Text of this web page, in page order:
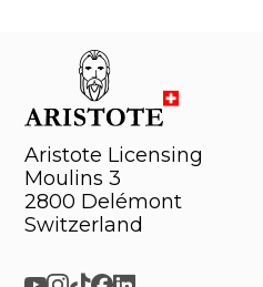
Aristote Licensing
Moulins 3
2800 Delémont
Switzerland